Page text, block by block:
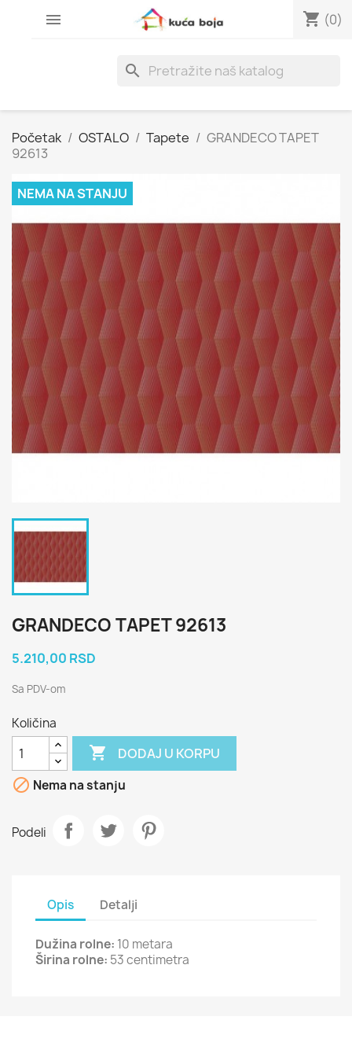
 shopping_cart (0)
search
Početak OSTALO Tapete
GRANDECO TAPET
92613
NEMA NA STANJU
GRANDECO TAPET 92613
5.210,00 RSD
Sa PDV-om
Količina
 DODAJ U KORPU
 Nema na stanju
Podeli
Opis Detalji
Dužina rolne: 10 metara
Širina rolne: 53 centimetra